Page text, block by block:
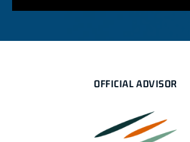
OFFICIAL ADVISOR